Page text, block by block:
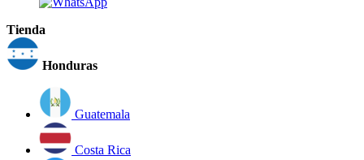
Tienda
Honduras
Guatemala
Costa Rica